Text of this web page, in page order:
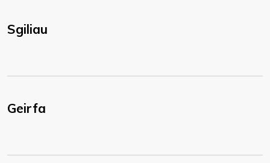
Sgiliau
Geirfa